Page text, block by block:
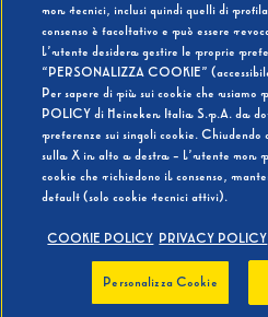
BEVI
non tecnici, inclusi quindi quelli di
consenso è facoltativo e può essere
l’utente desidera gestire le proprie
“PERSONALIZZA COOKIE”
Per sapere di più sui cookie che usiamo
POLICY di Heineken Italia S.p.A. da
preferenze sui singoli cookie. Chiudendo
sulla X in alto a destra - l’utente non
cookie che richiedono il consenso,
default (solo cookie tecnici attivi).
COOKIE POLICY PRIVACY POLICY
Personalizza Cookie